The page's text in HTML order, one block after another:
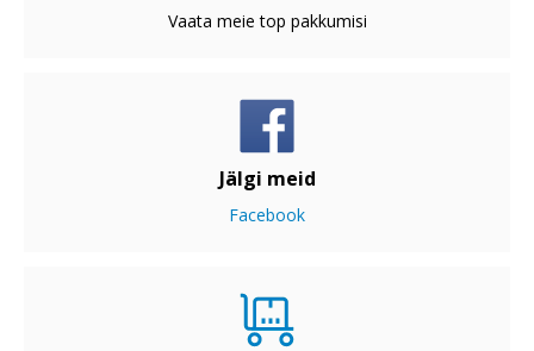
Vaata meie top pakkumisi
Jälgi meid
Facebook